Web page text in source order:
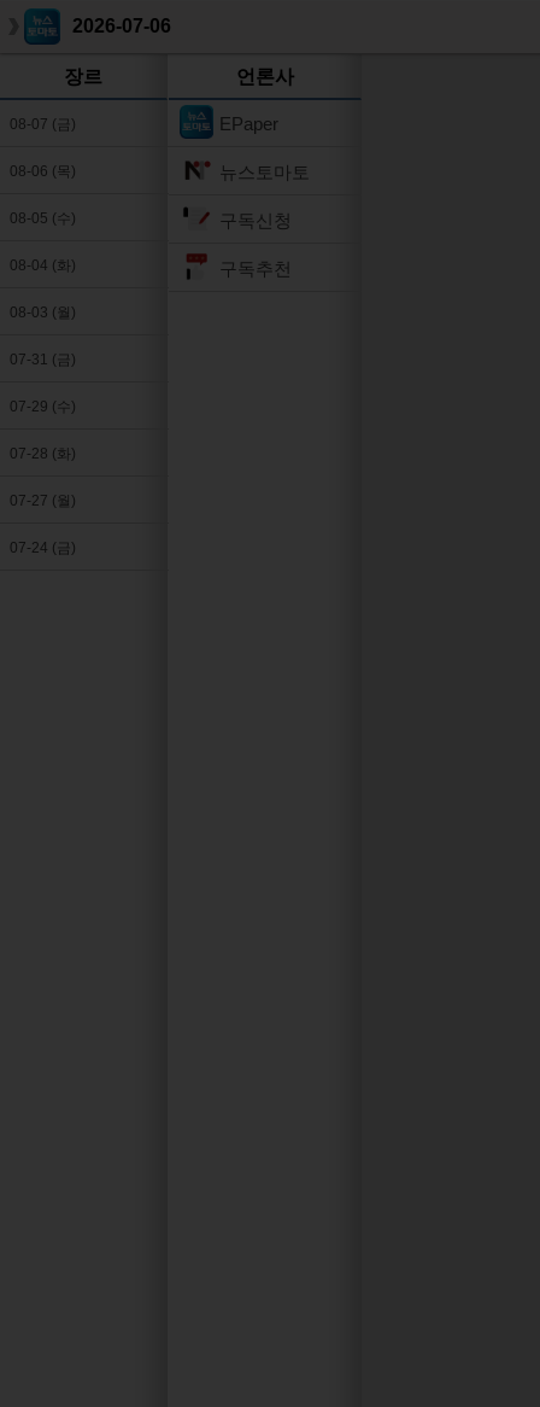
2026-07-06
장르
08-07 (금)
08-06 (목)
08-05 (수)
08-04 (화)
08-03 (월)
07-31 (금)
07-29 (수)
07-28 (화)
07-27 (월)
07-24 (금)
언론사
EPaper
뉴스토마토
구독신청
구독추천